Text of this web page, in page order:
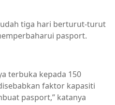
tiga hari berturut-turut
pasport.
terbuka kepada 150
faktor kapasiti
pasport,” katanya